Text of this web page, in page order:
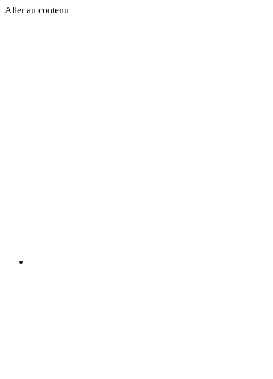
Aller au contenu